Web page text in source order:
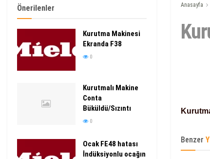
Anasayfa
Benzer
Önerilenler
Kurutma Makinesi
Ekranda F38
0
Kurutmalı Makine
Conta
Büküldü/Sızıntı
0
Ocak FE48 hatası
İndüksiyonlu ocağın